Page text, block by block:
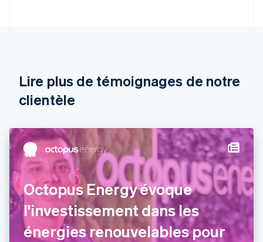
Lire plus de témoignages de notre
clientèle
Octopus Energy évoque
l'investissement dans les
énergies renouvelables pour
Bulgarie
English
Canada
Chine continentale
简体中文English
Chypre
English
Croatie
EnglishItaliano
Danemark
English
Émirats arabes unis
English